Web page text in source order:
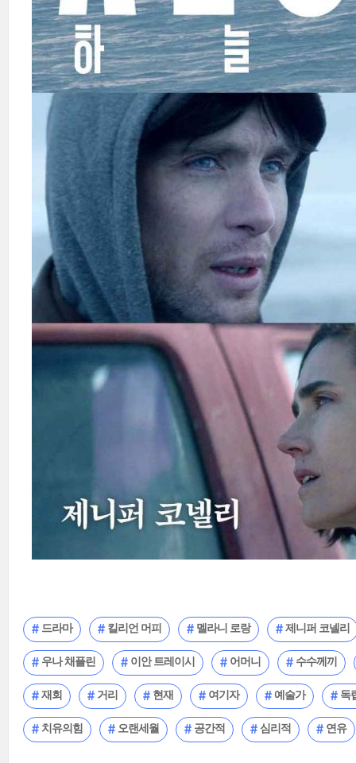
드라마 킬리언 머피 멜라니 로랑 제니퍼 코넬리
우나 채플린 이안 트레이시 어머니 수수께끼
재회 거리 현재 여기자 예술가 독
치유의힘 오랜세월 공간적 심리적 연유